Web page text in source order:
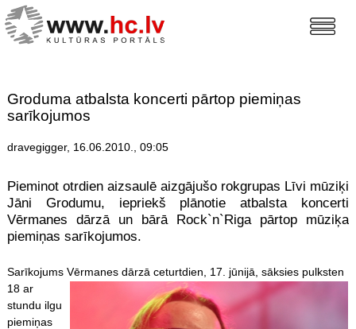
Groduma atbalsta koncerti pārtop piemiņas
sarīkojumos
dravegigger, 16.06.2010., 09:05
Pieminot otrdien aizsaulē aizgājušo rokgrupas Līvi mūziķi
Jāni Grodumu, iepriekš plānotie atbalsta koncerti
Vērmanes dārzā un bārā Rock`n`Riga pārtop mūziķa
piemiņas sarīkojumos.
Sarīkojums Vērmanes dārzā ceturtdien, 17. jūnijā, sāksies pulksten
18 ar
stundu ilgu
piemiņas